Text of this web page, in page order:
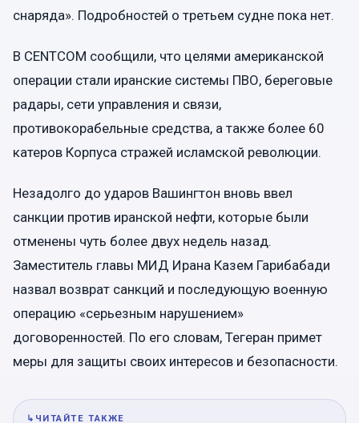
снаряда». Подробностей о третьем судне пока нет.
В CENTCOM сообщили, что целями американской
операции стали иранские системы ПВО, береговые
радары, сети управления и связи,
противокорабельные средства, а также более 60
катеров Корпуса стражей исламской революции.
Незадолго до ударов Вашингтон вновь ввел
санкции против иранской нефти, которые были
отменены чуть более двух недель назад.
Заместитель главы МИД Ирана Казем Гарибабади
назвал возврат санкций и последующую военную
операцию «серьезным нарушением»
договоренностей. По его словам, Тегеран примет
меры для защиты своих интересов и безопасности.
↳ ЧИТАЙТЕ ТАКЖЕ